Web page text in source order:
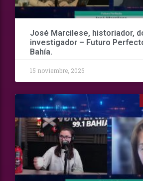
José Marcilese, historiador,
investigador – Futuro
Bahía.
15 noviembre, 2025